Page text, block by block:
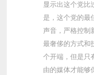
显示出这个党比
是，这个党的最
声音，严格控制
最奢侈的方式和
个开端，但是只
由的媒体才能够